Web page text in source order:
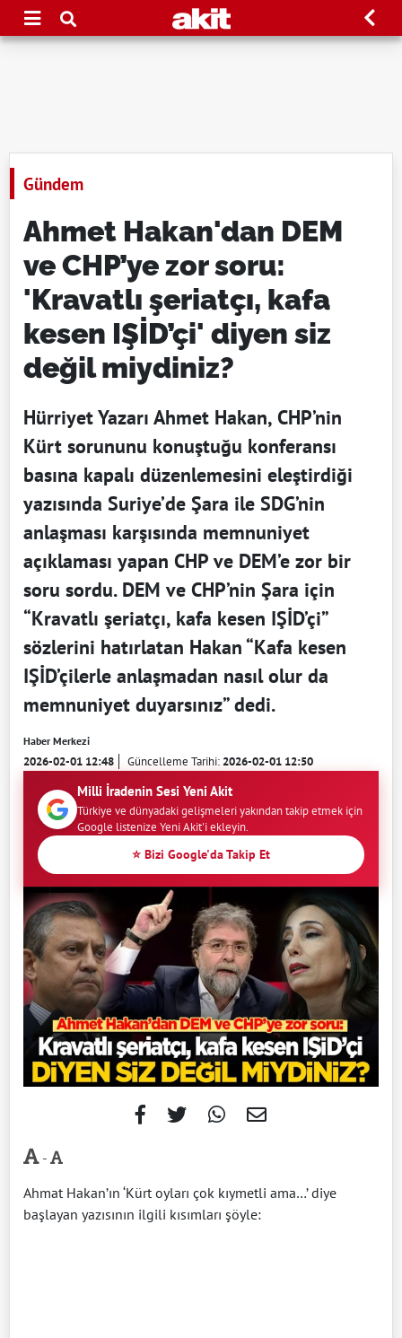
Gündem
Ahmet Hakan'dan DEM
ve CHP’ye zor soru:
'Kravatlı şeriatçı, kafa
kesen IŞİD’çi' diyen siz
değil miydiniz?
Hürriyet Yazarı Ahmet Hakan, CHP’nin
Kürt sorununu konuştuğu konferansı
basına kapalı düzenlemesini eleştirdiği
yazısında Suriye’de Şara ile SDG’nin
anlaşması karşısında memnuniyet
açıklaması yapan CHP ve DEM’e zor bir
soru sordu. DEM ve CHP’nin Şara için
“Kravatlı şeriatçı, kafa kesen IŞİD’çi”
sözlerini hatırlatan Hakan “Kafa kesen
IŞİD’çilerle anlaşmadan nasıl olur da
memnuniyet duyarsınız” dedi.
Haber Merkezi
2026-02-01 12:48 Güncelleme Tarihi:2026-02-01 12:50
Milli İradenin Sesi Yeni Akit
Türkiye ve dünyadaki gelişmeleri yakından takip etmek için
Google listenize Yeni Akit'i ekleyin.
⭐ Bizi Google'da Takip Et
-
Ahmat Hakan’ın ‘Kürt oyları çok kıymetli ama…’ diye
başlayan yazısının ilgili kısımları şöyle: